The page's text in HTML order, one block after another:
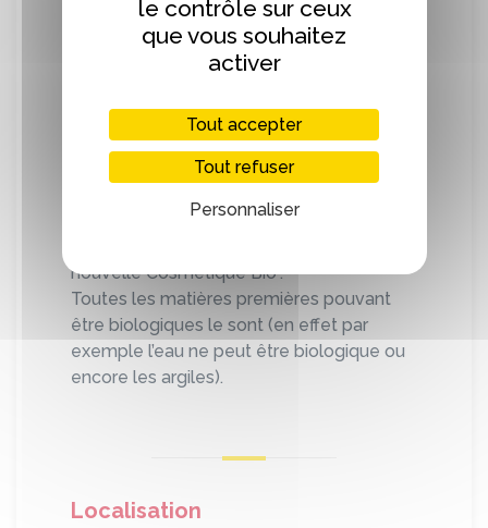
Rivière, de la Somme ou encore les
étiquettes de Canteleu).
flacons Airless recyclable et ce système
permet à celles-ci d’être protégées des
contaminations tout en étant économique
La ferme est certifiée AB par Ecocert et
nouvelle Cosmetique Bio".
Toutes les matières premières pouvant
être biologiques le sont (en effet par
exemple l’eau ne peut être biologique ou
encore les argiles).
Localisation
le contrôle sur ceux
que vous souhaitez
activer
Tout accepter
Tout refuser
Personnaliser